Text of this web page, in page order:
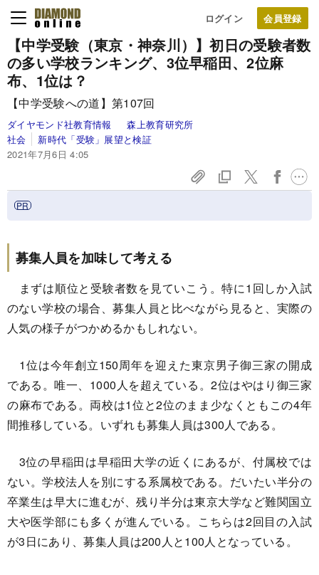
ログイン
【中学受験（東京・神奈川）】初日の受験者数
の多い学校ランキング、3位早稲田、2位麻
布、1位は？
【中学受験への道】第107回
ダイヤモンド社教育情報
森上教育研究所
社会
新時代「受験」展望と検証
2021年7月6日 4:05
募集人員を加味して考える
まずは順位と受験者数を見ていこう。特に1回しか入試
のない学校の場合、募集人員と比べながら見ると、実際の
人気の様子がつかめるかもしれない。
1位は今年創立150周年を迎えた東京男子御三家の開成
である。唯一、1000人を超えている。2位はやはり御三家
の麻布である。両校は1位と2位のまま少なくともこの4年
間推移している。いずれも募集人員は300人である。
3位の早稲田は早稲田大学の近くにあるが、付属校では
ない。学校法人を別にする系属校である。だいたい半分の
卒業生は早大に進むが、残り半分は東京大学など難関国立
大や医学部にも多くが進んでいる。こちらは2回目の入試
が3日にあり、募集人員は200人と100人となっている。